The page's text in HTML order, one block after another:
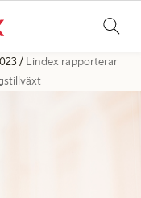
Lindex rapporterar